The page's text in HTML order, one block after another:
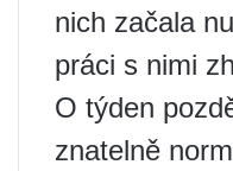
nich začala
práci s nimi
O týden
znatelně